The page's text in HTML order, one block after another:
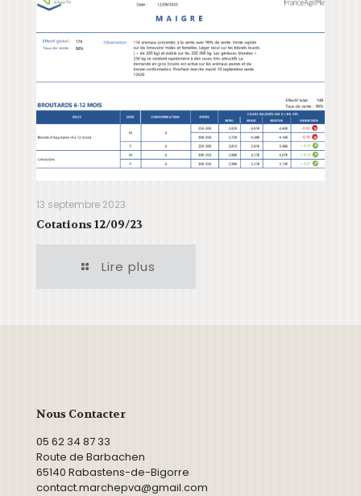
13 septembre 2023
Cotations 12/09/23
Lire plus
Nous Contacter
05 62 34 87 33
Route de Barbachen
65140 Rabastens-de-Bigorre
contact.marchepva@gmail.com